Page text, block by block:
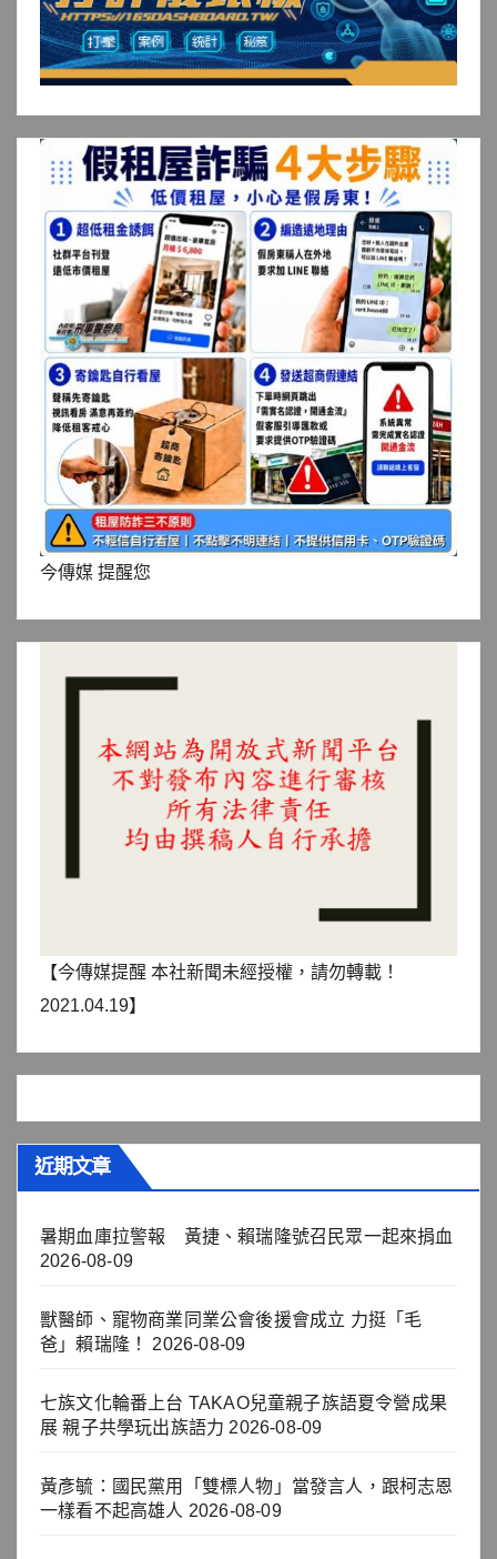
今傳媒 提醒您
【今傳媒提醒 本社新聞未經授權，請勿轉載！
2021.04.19】
近期文章
暑期血庫拉警報 黃捷、賴瑞隆號召民眾一起來捐血
2026-08-09
獸醫師、寵物商業同業公會後援會成立 力挺「毛
爸」賴瑞隆！
2026-08-09
七族文化輪番上台 TAKAO兒童親子族語夏令營成果
展 親子共學玩出族語力 2026-08-09
黃彥毓：國民黨用「雙標人物」當發言人，跟柯志恩
一樣看不起高雄人 2026-08-09